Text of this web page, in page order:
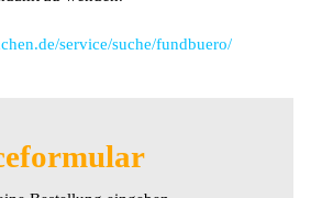
service/suche/fundbuero/